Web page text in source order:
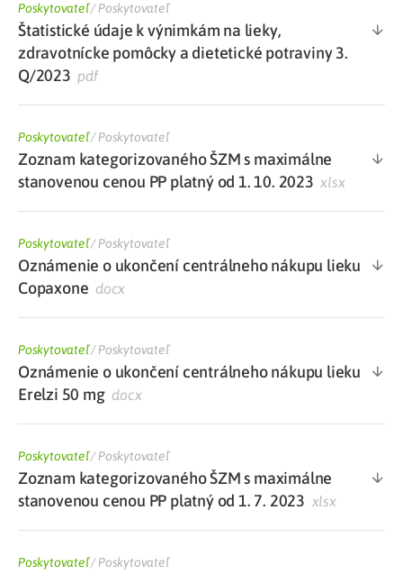
Poskytovateľ/Poskytovateľ
Štatistické údaje k výnimkám na lieky,
zdravotnícke pomôcky a dietetické potraviny 3.
Q/2023 pdf
Poskytovateľ/Poskytovateľ
Zoznam kategorizovaného ŠZM s maximálne
stanovenou cenou PP platný od 1. 10. 2023 xlsx
Poskytovateľ/Poskytovateľ
Oznámenie o ukončení centrálneho nákupu lieku
Copaxone docx
Poskytovateľ/Poskytovateľ
Oznámenie o ukončení centrálneho nákupu lieku
Erelzi 50 mgdocx
Poskytovateľ/Poskytovateľ
Zoznam kategorizovaného ŠZM s maximálne
stanovenou cenou PP platný od 1. 7. 2023 xlsx
Poskytovateľ/Poskytovateľ